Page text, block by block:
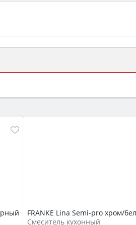
гриль,
FRANKE Lina Semi-pro xром/
Смеситель кухонный